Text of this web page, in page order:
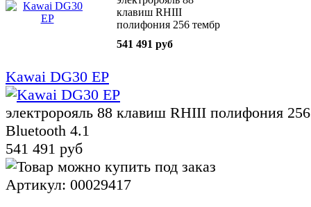
клавиш RHIII
полифония 256 тембр
541 491 руб
Kawai DG30 EP
электророяль 88 клавиш RHIII полифония
Bluetooth 4.1
541 491 руб
Артикул: 00029417